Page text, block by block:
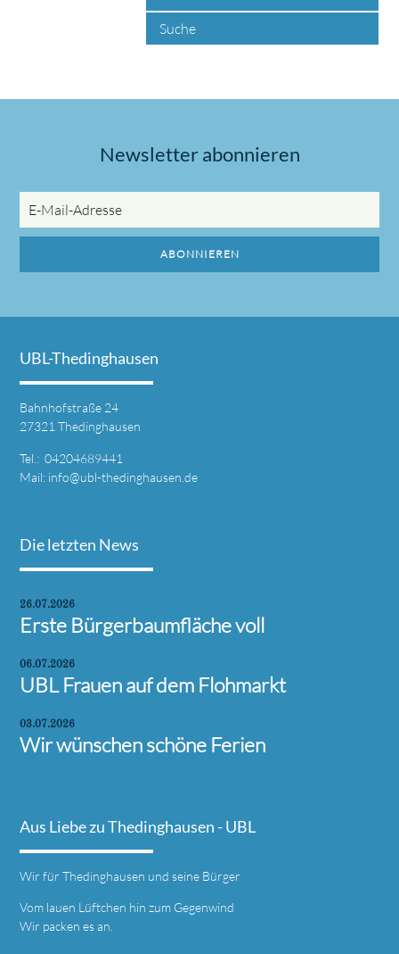
Suche
Newsletter abonnieren
Adresse
ABONNIEREN
UBL-Thedinghausen
Bahnhofstraße 24
27321 Thedinghausen
Tel.: 04204689441
Mail: info@ubl-thedinghausen.de
Die letzten News
26.07.2026
Erste Bürgerbaumfläche voll
06.07.2026
UBL Frauen auf dem Flohmarkt
03.07.2026
Wir wünschen schöne Ferien
Aus Liebe zu Thedinghausen - UBL
Wir für Thedinghausen und seine Bürger
Vom lauen Lüftchen hin zum Gegenwind
Wir packen es an.